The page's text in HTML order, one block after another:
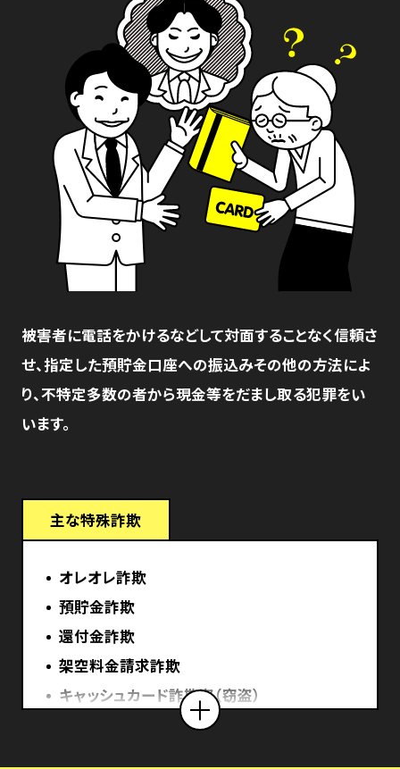
被害者に電話をかけるなどして対面することなく信頼さ
せ、指定した預貯金口座への振込みその他の方法によ
り、不特定多数の者から現金等をだまし取る犯罪をい
います。
主な特殊詐欺
オレオレ詐欺
預貯金詐欺
還付金詐欺
架空料金請求詐欺
キャッシュカード詐欺盗（窃盗）